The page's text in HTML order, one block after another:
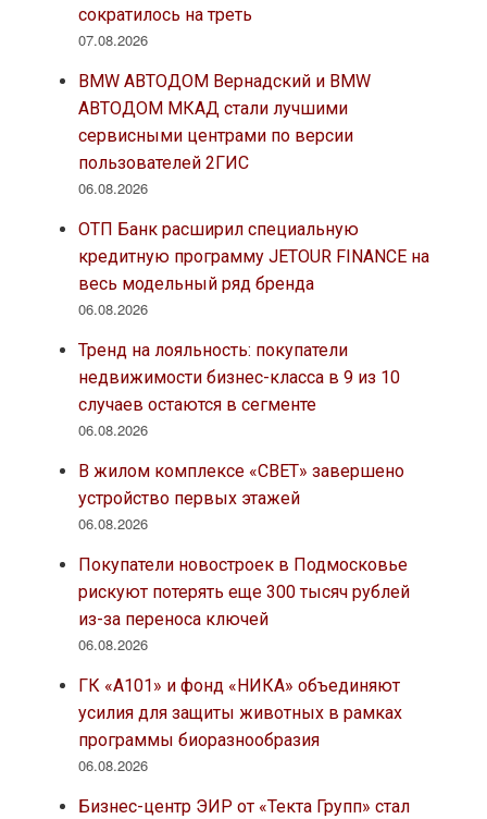
сократилось на треть
07.08.2026
BMW АВТОДОМ Вернадский и BMW
АВТОДОМ МКАД стали лучшими
сервисными центрами по версии
пользователей 2ГИС
06.08.2026
ОТП Банк расширил специальную
кредитную программу JETOUR FINANCE на
весь модельный ряд бренда
06.08.2026
Тренд на лояльность: покупатели
недвижимости бизнес-класса в 9 из 10
случаев остаются в сегменте
06.08.2026
В жилом комплексе «СВЕТ» завершено
устройство первых этажей
06.08.2026
Покупатели новостроек в Подмосковье
рискуют потерять еще 300 тысяч рублей
из-за переноса ключей
06.08.2026
ГК «А101» и фонд «НИКА» объединяют
усилия для защиты животных в рамках
программы биоразнообразия
06.08.2026
Бизнес-центр ЭИР от «Текта Групп» стал